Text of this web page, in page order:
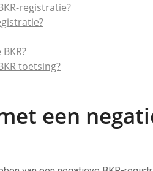
registratie?
toetsing?
een